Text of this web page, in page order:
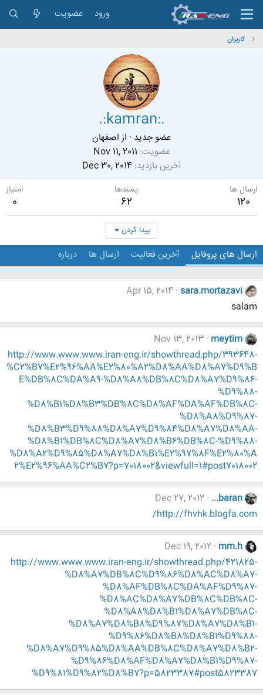
ورود عضویت
کاربران
.:kamran:.
عضو جدید · از اصفهان
عضویت Nov 11, 2011
آخرین بازدید Dec 30, 2014
ارسال ها
120
پسندها
62
امتیاز
0
پیدا کردن
ارسال های پروفایل آخرین فعالیت ارسال ها درباره
sara.mortazavi
Apr 15, 2014
salam
meytim
Nov 13, 2013
http://www.www.www.iran-eng.ir/showthread.php/393648-
%C2%B7%E2%96%AA%E2%80%A2%D8%AA%D8%A7%D9%B
E%DB%8C%DA%A9-%D8%A8%DB%8C%D8%A7%D9%86-
%D9%88-
%D8%B1%D8%B3%DB%8C%D8%AF%DA%AF%DB%8C-
%D8%A8%D9%87-
%D8%B3%D9%88%D8%A7%D9%84%D8%A7%D8%AA-
%D8%B1%DB%8C%D8%A7%D8%B6%DB%8C-%D9%88-
%D8%A2%D9%85%D8%A7%D8%B1%E2%97%8F%E2%80%A
2%E2%96%AA%C2%B7?p=7018002&viewfull=1#post7018002
...baran
Dec 27, 2012
http://fhvhk.blogfa.com/
mm.h
Dec 19, 2012
http://www.www.www.iran-eng.ir/showthread.php/421825-
%D8%A7%DB%8C%D9%86%D8%AC%D8%A7-
%D8%AF%DB%8C%DA%AF%D9%87-
%D8%AC%D8%A7%DB%8C%DB%8C-
%D8%A8%D8%B1%D8%A7%DB%8C-
%D8%A7%D8%B8%D9%87%D8%A7%D8%B1-
%D9%86%D8%B8%D8%B1%D9%88-
%D8%A7%D9%85%D8%AA%DB%8C%D8%A7%D8%B2-
%D9%86%D8%AF%D8%A7%D8%B1%D9%87-
%D9%81%D9%82%D8%B7?p=5823387#post5823387